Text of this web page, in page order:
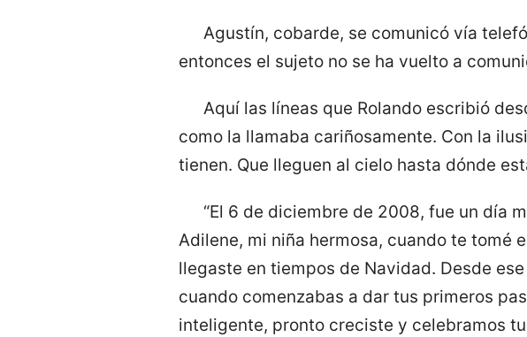
Agustín, cobarde, se comunicó vía
entonces el sujeto no se ha vuelto a
Aquí las líneas que Rolando escribió
como la llamaba cariñosamente. Con la
tienen. Que lleguen al cielo hasta dónde
“El 6 de diciembre de 2008, fue un día
Adilene, mi niña hermosa, cuando te tomé
llegaste en tiempos de Navidad. Desde
cuando comenzabas a dar tus primeros
inteligente, pronto creciste y celebramos